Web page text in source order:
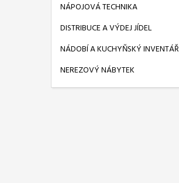
NÁPOJOVÁ TECHNIKA
DISTRIBUCE A VÝDEJ JÍDEL
NÁDOBÍ A KUCHYŇSKÝ INVENTÁŘ
NEREZOVÝ NÁBYTEK